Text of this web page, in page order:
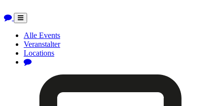
Toggle
navigation
Alle Events
Veranstalter
Locations